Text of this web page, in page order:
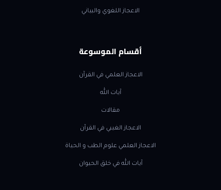
الاعجاز اللغوي والبياني
أقسام الموسوعة
الاعجاز العلمي في القرآن
آيات الله
مقالات
الاعجاز الغيبي في القرآن
الاعجاز العلمي علوم الطب و الحياة
آيات الله في خلق الحيوان